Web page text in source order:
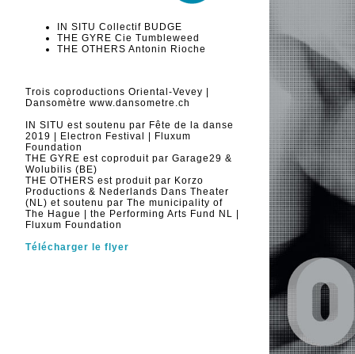
IN SITU Collectif BUDGE
THE GYRE Cie Tumbleweed
THE OTHERS Antonin Rioche
Trois coproductions Oriental-Vevey |
Dansomètre www.dansometre.ch
IN SITU est soutenu par Fête de la danse
2019 | Electron Festival | Fluxum
Foundation
THE GYRE est coproduit par Garage29 &
Wolubilis (BE)
THE OTHERS est produit par Korzo
Productions & Nederlands Dans Theater
(NL) et soutenu par The municipality of
The Hague | the Performing Arts Fund NL |
Fluxum Foundation
Télécharger le flyer